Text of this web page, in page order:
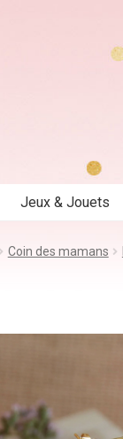
Jeux & Jouets
Coin des mamans